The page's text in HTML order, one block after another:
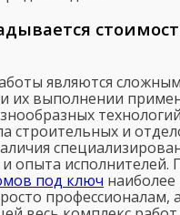
являются
их выполнении
строительных и
опыта исполнителей.
под ключ наиболее
профессионалам,